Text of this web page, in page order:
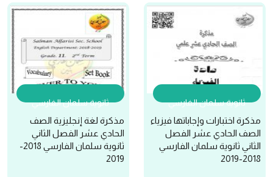
ثانوية سلمان الفارسي
مذكرة اختبارات وإجاباتها فيزياء
الصف الحادي عشر الفصل
الثاني ثانوية سلمان الفارسي
2018-2019
ثانوية سلمان الفارسي
مذكرة لغة إنجليزية الصف
الحادي عشر الفصل الثاني
ثانوية سلمان الفارسي 2018-
2019